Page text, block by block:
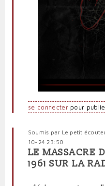
se connecterpour
Soumis par Le petit
10-24 23:50
LE MASSACRE
1961 SUR LA